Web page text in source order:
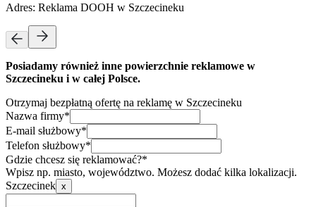
Adres: Reklama DOOH w Szczecineku
Posiadamy również inne powierzchnie reklamowe w
Szczecineku i w całej Polsce.
Otrzymaj bezpłatną ofertę na reklamę w Szczecineku
Nazwa firmy*
E-mail służbowy*
Telefon służbowy*
Gdzie chcesz się reklamować?*
Wpisz np. miasto, województwo. Możesz dodać kilka lokalizacji.
Szczecinek x